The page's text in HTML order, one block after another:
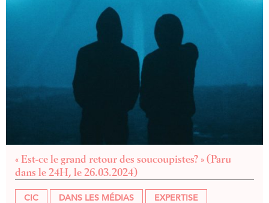
« Est-ce le grand retour des soucoupistes? » (Paru
dans le 24H, le 26.03.2024)
CIC DANS LES MÉDIAS EXPERTISE